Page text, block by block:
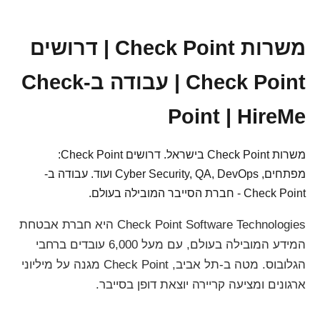
משרות Check Point | דרושים
Check Point | עבודה ב-Check
Point | HireMe
משרות Check Point בישראל. דרושים Check Point:
מפתחים, Cyber Security, QA, DevOps ועוד. עבודה ב-
Check Point - חברת הסייבר המובילה בעולם.
Check Point Software Technologies היא חברת אבטחת
המידע המובילה בעולם, עם מעל 6,000 עובדים ברחבי
הגלובוס. מטה ב-תל אביב, Check Point מגנה על מיליוני
ארגונים ומציעה קריירה יוצאת דופן בסייבר.